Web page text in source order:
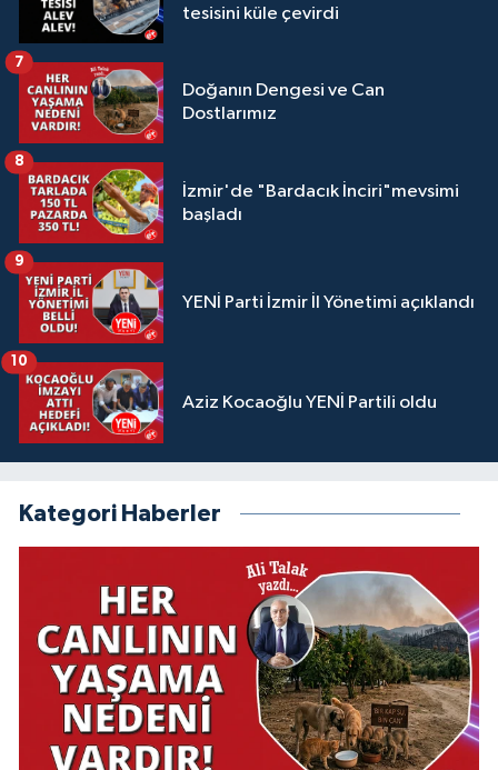
tesisini küle çevirdi
Doğanın Dengesi ve Can
Dostlarımız
7
İzmir'de "Bardacık İnciri"mevsimi
başladı
8
YENİ Parti İzmir İl Yönetimi açıklandı
9
Aziz Kocaoğlu YENİ Partili oldu
10
Kategori Haberler